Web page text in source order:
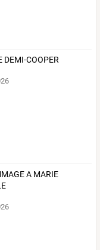
DEMI-COOPER
A MARIE